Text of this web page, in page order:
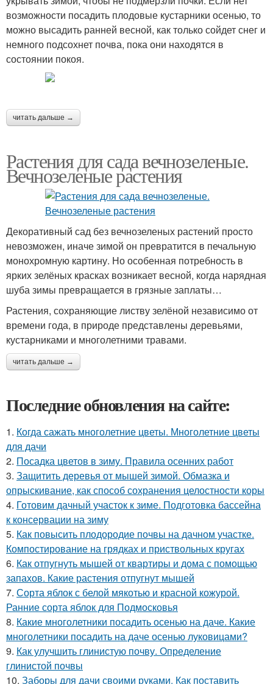
возможности посадить плодовые кустарники осенью, то
можно высадить ранней весной, как только сойдет снег и
немного подсохнет почва, пока они находятся в
состоянии покоя.
читать дальше →
Растения для сада вечнозеленые.
Вечнозеленые растения
Декоративный сад без вечнозеленых растений просто
невозможен, иначе зимой он превратится в печальную
монохромную картину. Но особенная потребность в
ярких зелёных красках возникает весной, когда нарядная
шуба зимы превращается в грязные заплаты…
Растения, сохраняющие листву зелёной независимо от
времени года, в природе представлены деревьями,
кустарниками и многолетними травами.
читать дальше →
Последние обновления на сайте:
1. Когда сажать многолетние цветы. Многолетние цветы
для дачи
2. Посадка цветов в зиму. Правила осенних работ
3. Защитить деревья от мышей зимой. Обмазка и
опрыскивание, как способ сохранения целостности коры
4. Готовим дачный участок к зиме. Подготовка бассейна
к консервации на зиму
5. Как повысить плодородие почвы на дачном участке.
Компостирование на грядках и приствольных кругах
6. Как отпугнуть мышей от квартиры и дома с помощью
запахов. Какие растения отпугнут мышей
7. Сорта яблок с белой мякотью и красной кожурой.
Ранние сорта яблок для Подмосковья
8. Какие многолетники посадить осенью на даче. Какие
многолетники посадить на даче осенью луковицами?
9. Как улучшить глинистую почву. Определение
глинистой почвы
10. Заборы для дачи своими руками. Как поставить